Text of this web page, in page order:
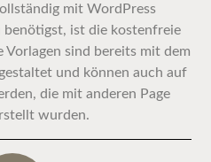
mit WordPress
benötigst, ist die kostenfreie
Vorlagen sind bereits mit dem
und können auch auf
die mit anderen Page
wurden.